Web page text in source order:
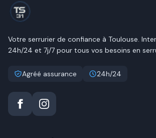
Votre serrurier de confiance à Toulouse.
24h/24 et 7j/7 pour tous vos besoins en
Agréé assurance 24h/24